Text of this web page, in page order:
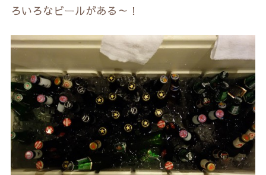
ろいろなビールがある～！